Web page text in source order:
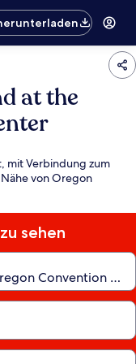
at the
mit Verbindung zum
von Oregon
sehen